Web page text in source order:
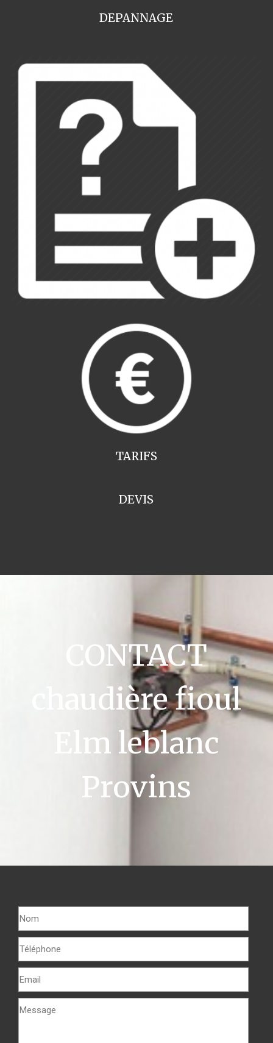
DEPANNAGE
TARIFS
DEVIS
CONTACT
chaudière fioul
Elm leblanc
Provins